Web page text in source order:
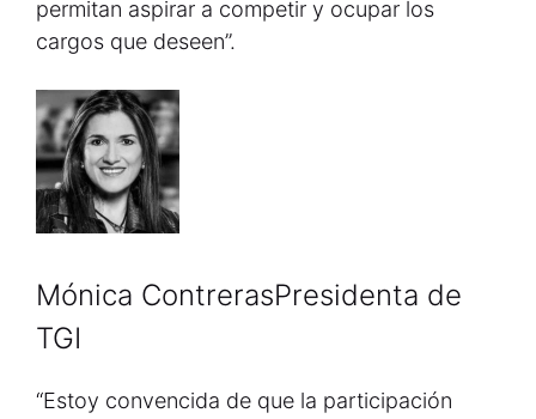
permitan aspirar a competir y ocupar los
cargos que deseen”.
Mónica ContrerasPresidenta de
TGI
“Estoy convencida de que la participación